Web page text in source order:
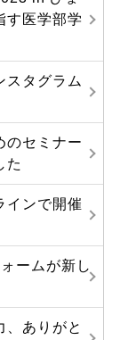
す医学部学
スタグラム
のセミナー
た
インで開催
ームが新し
、ありがと